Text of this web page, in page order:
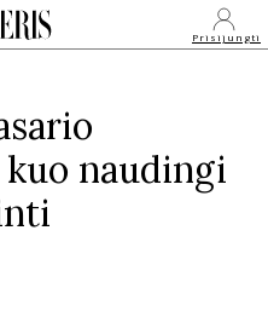
Prisijungti
naudingi